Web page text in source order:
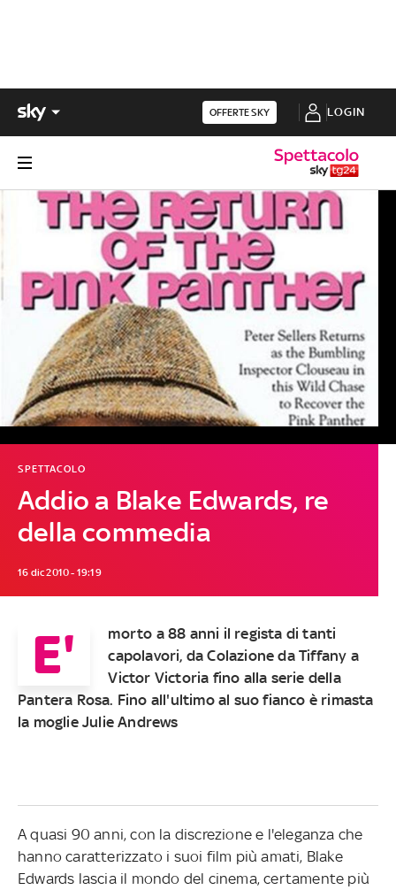
OFFERTE SKY LOGIN
Addio a Blake Edwards, re
della commedia
SPETTACOLO
16 dic 2010 - 19:19
E'
morto a 88 anni il regista di tanti
capolavori, da Colazione da Tiffany a
Victor Victoria fino alla serie della
Pantera Rosa. Fino all'ultimo al suo fianco è rimasta
la moglie Julie Andrews
A quasi 90 anni, con la discrezione e l'eleganza che
hanno caratterizzato i suoi film più amati, Blake
Edwards lascia il mondo del cinema, certamente più